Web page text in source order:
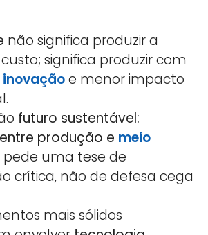
não significa produzir a
significa produzir com
inovaçãoe menor impacto
futuro sustentável:
produção e meio
pede uma tese de
crítica, não de defesa cega
mais sólidos